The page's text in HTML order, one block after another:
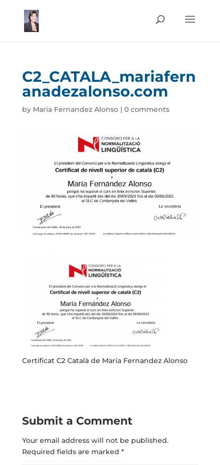
C2_CATALA_mariafern
anadezalonso.com
by Maria Fernandez Alonso| 0 comments
Certificat C2 Català de Maria Fernandez Alonso
Submit a Comment
Your email address will not be published.
Required fields are marked *